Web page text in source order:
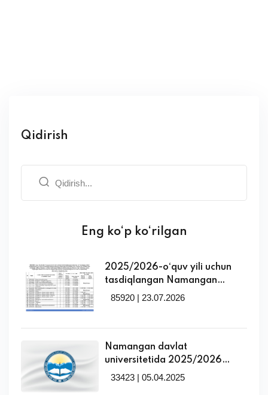
Qidirish
Eng ko‘p ko‘rilgan
2025/2026-o‘quv yili uchun
tasdiqlangan Namangan
davlat universitetida
85920 | 23.07.2026
Namangan davlat
universitetida 2025/2026
o‘quv yili uchun qayta
33423 | 05.04.2025